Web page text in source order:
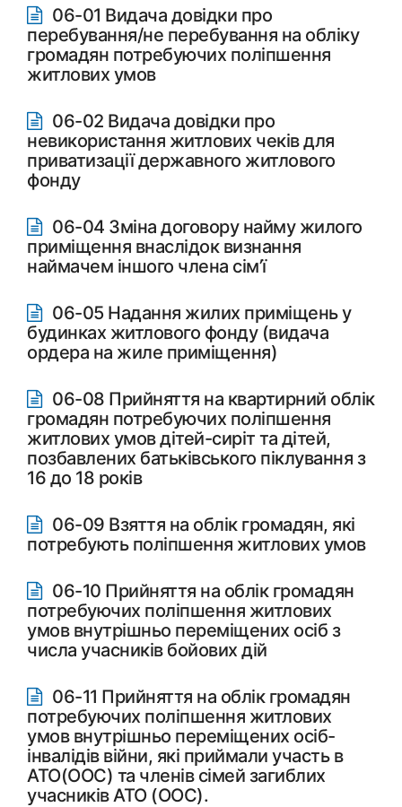
06-01 Видача довідки про
перебування/не перебування на обліку
громадян потребуючих поліпшення
житлових умов
06-02 Видача довідки про
невикористання житлових чеків для
приватизації державного житлового
фонду
06-04 Зміна договору найму жилого
приміщення внаслідок визнання
наймачем іншого члена сім’ї
06-05 Надання жилих приміщень у
будинках житлового фонду (видача
ордера на жиле приміщення)
06-08 Прийняття на квартирний облік
громадян потребуючих поліпшення
житлових умов дітей-сиріт та дітей,
позбавлених батьківського піклування з
16 до 18 років
06-09 Взяття на облік громадян, які
потребують поліпшення житлових умов
06-10 Прийняття на облік громадян
потребуючих поліпшення житлових
умов внутрішньо переміщених осіб з
числа учасників бойових дій
06-11 Прийняття на облік громадян
потребуючих поліпшення житлових
умов внутрішньо переміщених осіб-
інвалідів війни, які приймали участь в
АТО(ООС) та членів сімей загиблих
учасників АТО (ООС).